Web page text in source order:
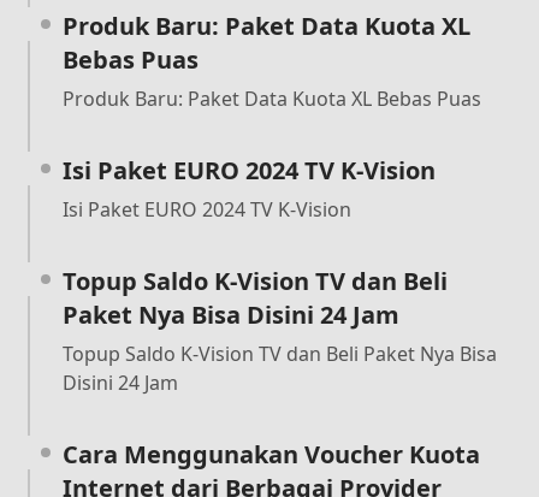
Produk Baru: Paket Data Kuota XL
Bebas Puas
Produk Baru: Paket Data Kuota XL Bebas Puas
Isi Paket EURO 2024 TV K-Vision
Isi Paket EURO 2024 TV K-Vision
Topup Saldo K-Vision TV dan Beli
Paket Nya Bisa Disini 24 Jam
Topup Saldo K-Vision TV dan Beli Paket Nya Bisa
Disini 24 Jam
Cara Menggunakan Voucher Kuota
Internet dari Berbagai Provider